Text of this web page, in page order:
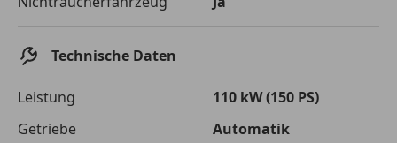
Technische Daten
Leistung
110 kW (150 PS)
Getriebe
Automatik